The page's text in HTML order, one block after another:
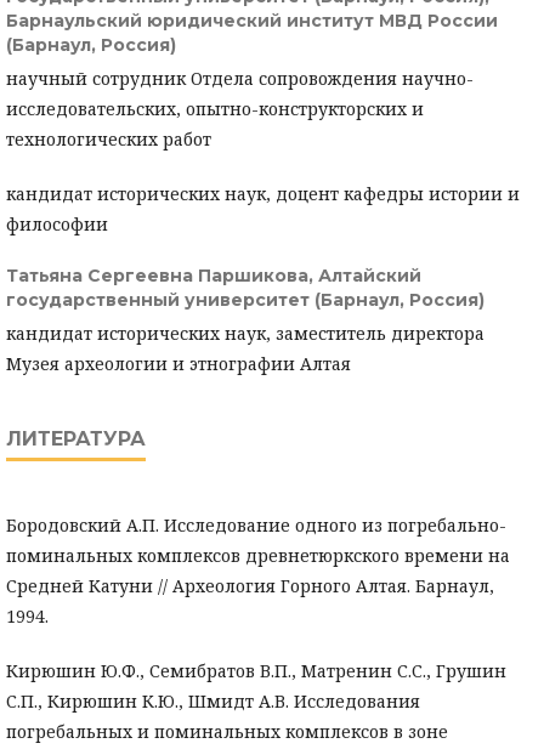
Барнаульский юридический институт МВД России
(Барнаул, Россия)
научный сотрудник Отдела сопровождения научно-
исследовательских, опытно-конструкторских и
технологических работ
кандидат исторических наук, доцент кафедры истории и
философии
Татьяна Сергеевна Паршикова, Алтайский
государственный университет (Барнаул, Россия)
кандидат исторических наук, заместитель директора
Музея археологии и этнографии Алтая
ЛИТЕРАТУРА
Бородовский А.П. Исследование одного из погребально-
поминальных комплексов древнетюркского времени на
Средней Катуни // Археология Горного Алтая. Барнаул,
1994.
Кирюшин Ю.Ф., Семибратов В.П., Матренин С.С., Грушин
С.П., Кирюшин К.Ю., Шмидт А.В. Исследования
погребальных и поминальных комплексов в зоне